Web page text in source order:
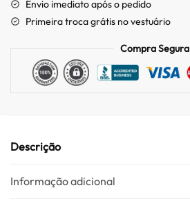
Envio imediato após o pedido
Primeira troca grátis no vestuário
Compra Segura
Descrição
Informação adicional